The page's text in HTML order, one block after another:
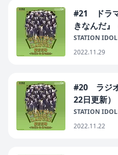
#21 ドラ
きなんだ』
STATION
2022.11.29
#20 ラジ
22日更新）
STATION
2022.11.22